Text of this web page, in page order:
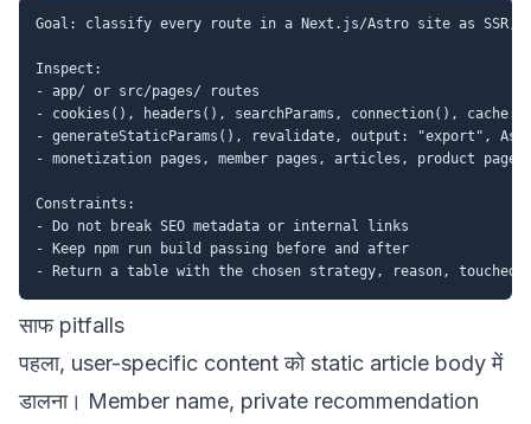
Goal: classify every route in a Next.js/Astro site as SSR,
Inspect:
- app/ or src/pages/ routes
- cookies(), headers(), searchParams, connection(), cache:
- generateStaticParams(), revalidate, output: "export",
- monetization pages, member pages, articles, product
Constraints:
- Do not break SEO metadata or internal links
- Keep npm run build passing before and after
साफ pitfalls
पहला, user-specific content को static article body में
डालना। Member name, private recommendation